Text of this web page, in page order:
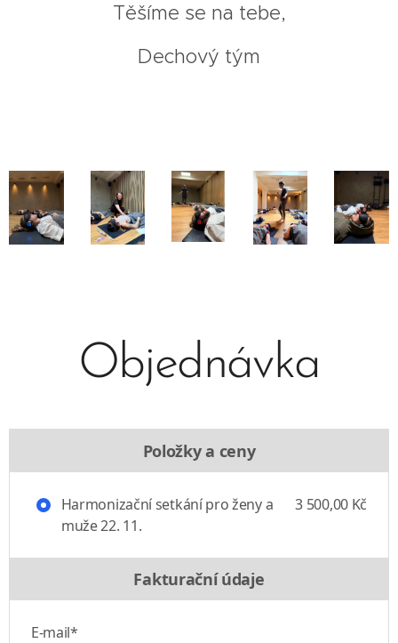
Těšíme se na tebe,
Dechový tým
Objednávka
Položky a ceny
Harmonizační setkání pro ženy a
muže 22. 11.
3 500,00 Kč
Fakturační údaje
E-mail*